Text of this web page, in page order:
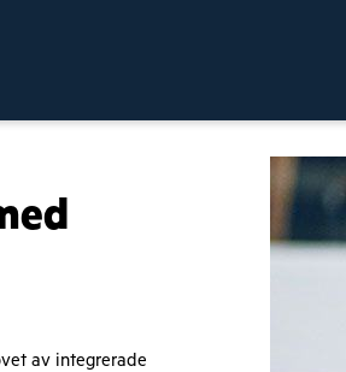
av integrerade